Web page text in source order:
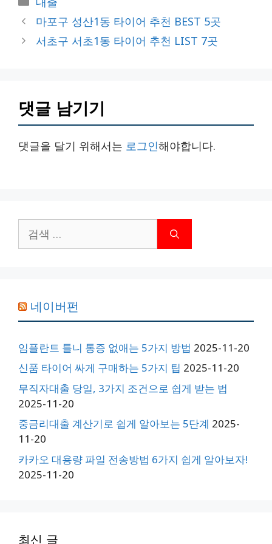
테
고
리
마포구 성산1동 타이어 추천 BEST 5곳
서초구 서초1동 타이어 추천 LIST 7곳
댓글 남기기
댓글을 달기 위해서는 로그인해야합니다.
색:
네이버펀
임플란트 틀니 통증 없애는 5가지 방법 2025-11-20
신품 타이어 싸게 구매하는 5가지 팁 2025-11-20
무직자대출 당일, 3가지 조건으로 쉽게 받는 법
2025-11-20
중금리대출 계산기로 쉽게 알아보는 5단계 2025-
11-20
카카오 대용량 파일 전송방법 6가지 쉽게 알아보자!
2025-11-20
최신 글